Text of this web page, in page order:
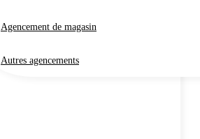
Agencement de magasin
Autres agencements